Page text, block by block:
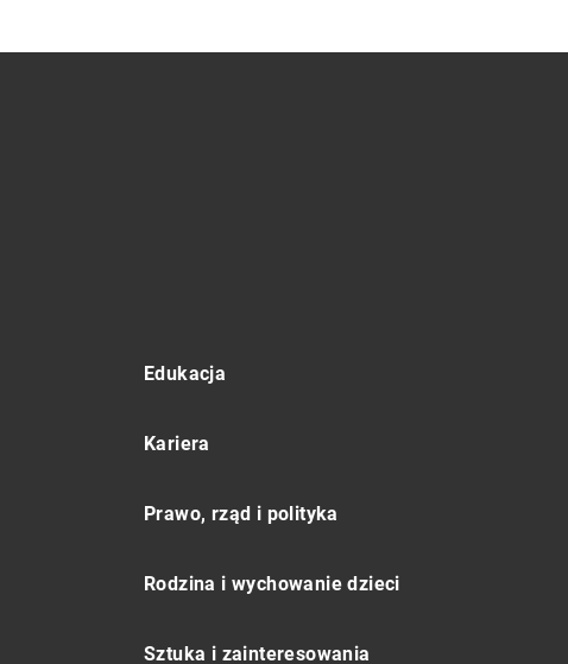
Edukacja
Kariera
Prawo, rząd i polityka
Rodzina i wychowanie dzieci
Sztuka i zainteresowania